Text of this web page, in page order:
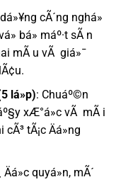
cÃ´ng nghá»
bá» máº·t sÃ n
mÃ u vÃ giá»¯
lá»p): Chuáº©n
xÆ°á»c vÃ mÃ i
tÃ¡c Äá»ng
quyá»n, mÃ´